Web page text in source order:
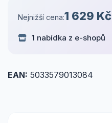
Nejnižší cena:1 629 Kč
1 nabídka z e-shopů
EAN: 5033579013084